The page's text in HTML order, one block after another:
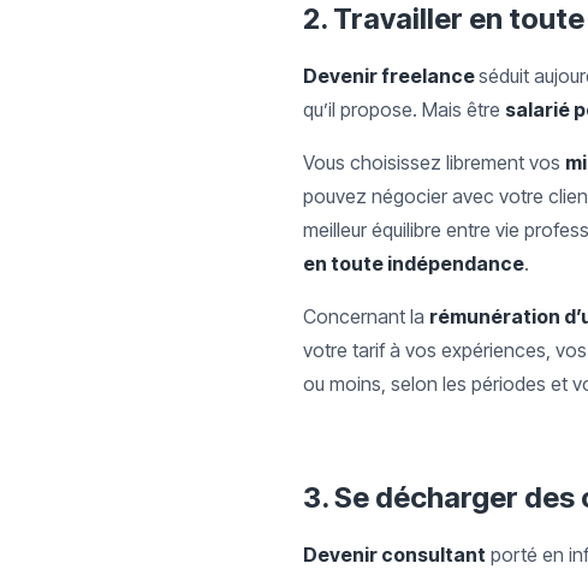
2. Travailler en
Devenir freelanceséduit
qu’il propose. Mais être salarié
Vous choisissez librement vos
pouvez négocier avec votre
meilleur équilibre entre vie
en toute indépendance.
Concernant la rémunération
votre tarif à vos expériences,
ou moins, selon les périodes et
3.Se décharger
Devenir consultant porté en